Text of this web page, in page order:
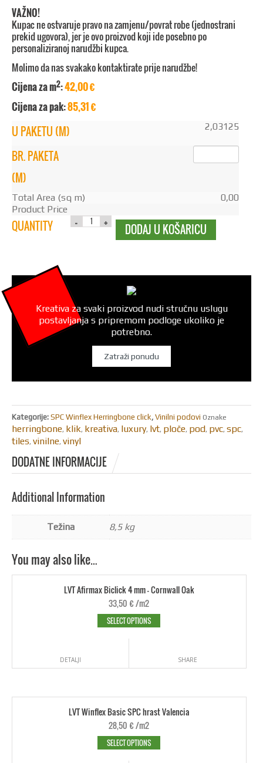
VAŽNO!
Kupac ne ostvaruje pravo na zamjenu/povrat robe (jednostrani
prekid ugovora), jer je ovo proizvod koji ide posebno po
personaliziranoj narudžbi kupca.
Molimo da nas svakako kontaktirate prije narudžbe!
Cijena za m2:42,00 €
Cijena za pak:85,31 €
U PAKETU (M) 2,03125
BR. PAKETA
(M)
Total Area (sq m)
0,00
Product Price
QUANTITY DODAJ U KOŠARICU
Kreativa za svaki proizvod nudi stručnu uslugu
postavljanja s pripremom podloge ukoliko je
potrebno.
Zatraži ponudu
Kategorije: SPC Winflex Herringbone click, Vinilni podovi Oznake
herringbone, klik, kreativa, luxury, lvt, ploče, pod, pvc, spc,
tiles, vinilne, vinyl
DODATNE INFORMACIJE
Additional Information
Težina 8,5 kg
You may also like…
LVT Afirmax Biclick 4 mm - Cornwall Oak
33,50 €/m2
SELECT OPTIONS
DETALJI SHARE
LVT Winflex Basic SPC hrast Valencia
28,50 €/m2
SELECT OPTIONS